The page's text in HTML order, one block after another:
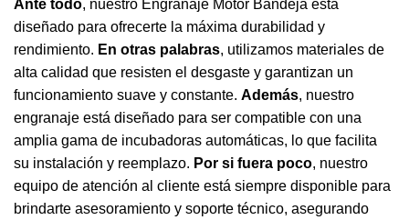
Ante todo, nuestro Engranaje Motor Bandeja está
diseñado para ofrecerte la máxima durabilidad y
rendimiento. En otras palabras, utilizamos materiales de
alta calidad que resisten el desgaste y garantizan un
funcionamiento suave y constante. Además, nuestro
engranaje está diseñado para ser compatible con una
amplia gama de incubadoras automáticas, lo que facilita
su instalación y reemplazo. Por si fuera poco, nuestro
equipo de atención al cliente está siempre disponible para
brindarte asesoramiento y soporte técnico, asegurando